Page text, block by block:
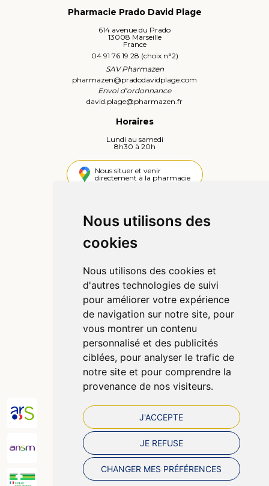
Nous utilisons des
cookies
Nous utilisons des cookies et
d'autres technologies de suivi
pour améliorer votre expérience
de navigation sur notre site, pour
vous montrer un contenu
personnalisé et des publicités
ciblées, pour analyser le trafic de
notre site et pour comprendre la
provenance de nos visiteurs.
J'ACCEPTE
JE REFUSE
CHANGER MES PRÉFÉRENCES
Pharmacie Prado David Plage
614 avenue du Prado
13008 Marseille
France
04 91 76 19 28 (choix n°2)
SAV Pharmazen
pharmazen@pradodavidplage.com
Envoi d’ordonnance
david.plage@pharmazen.fr
Horaires
Lundi au samedi
8h30 à 20h
Nous situer et venir
directement à la pharmacie
Informations
Qui sommes-nous ?
Poser une question
Déclarer un effet indésirable
Mentions légales
Données personnelles
Préférences Cookies